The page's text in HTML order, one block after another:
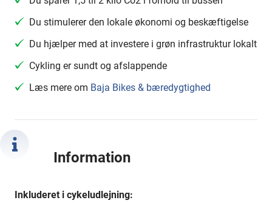
Du stimulerer den lokale økonomi og beskæftigelse
Du hjælper med at investere i grøn infrastruktur lokalt
Cykling er sundt og afslappende
Læs mere om Baja Bikes & bæredygtighed
Information
Inkluderet i cykeludlejning: